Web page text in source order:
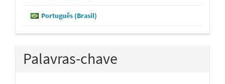
Português (Brasil)
Palavras-chave